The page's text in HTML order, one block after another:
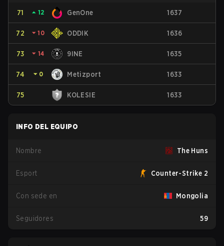
71 ⏶ 12 GenOne 1637
72 ⏷ 10 ODDIK 1636
73 ⏷ 14 9INE 1635
74 ⏷ 0 Metizport 1633
75 KOLESIE 1633
INFO DEL EQUIPO
Nombre The Huns
Esport Counter-Strike 2
Con sede en Mongolia
Seguidores 59